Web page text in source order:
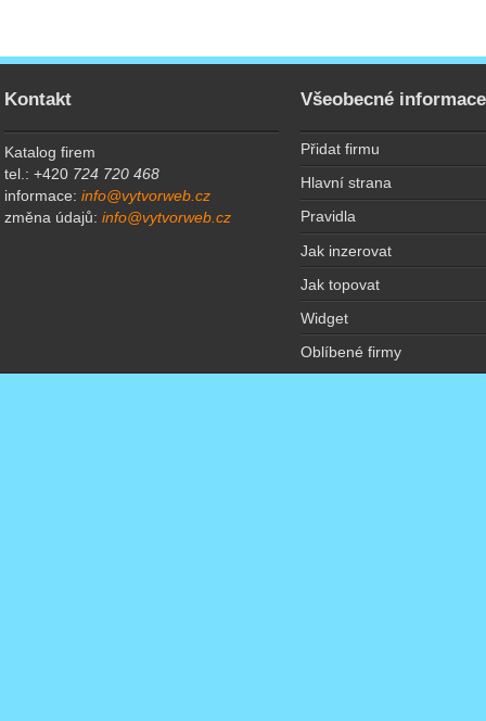
Kontakt
Katalog firem
tel.: +420 724 720 468
informace:info@vytvorweb.cz
změna údajů:info@vytvorweb.cz
Všeobecné informace
Přidat firmu
Hlavní strana
Pravidla
Jak inzerovat
Jak topovat
Widget
Oblíbené firmy